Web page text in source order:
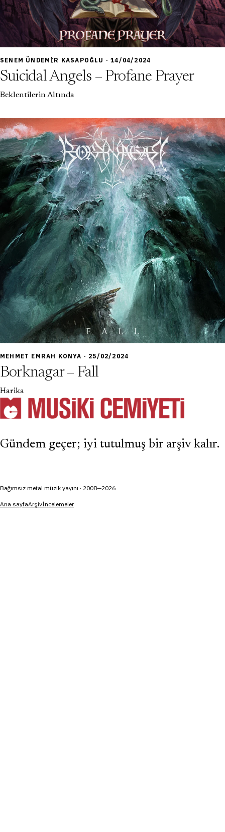
6,5
SENEM ÜNDEMIR KASAPOĞLU · 14/04/2024
Suicidal Angels – Profane Prayer
Beklentilerin Altında
9,0
MEHMET EMRAH KONYA · 25/02/2024
Borknagar – Fall
Harika
Gündem geçer; iyi tutulmuş bir arşiv kalır.
Bağımsız metal müzik yayını · 2008—2026
Ana sayfaArşivİncelemeler